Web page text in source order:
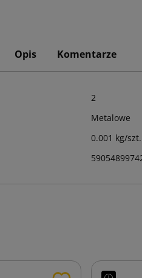
Opis Komentarze
2
Metalowe
0.001 kg/szt.